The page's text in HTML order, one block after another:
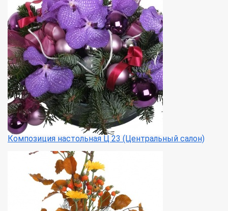
Композиция настольная Ц 23 (Центральный салон)